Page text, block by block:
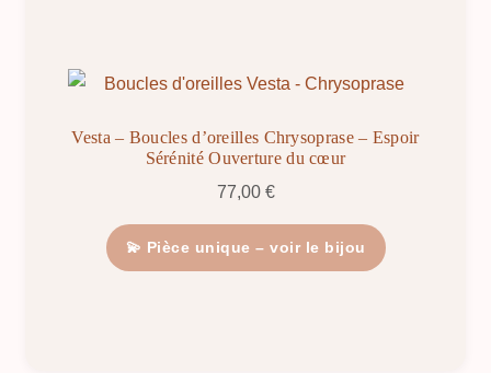
Vesta – Boucles d’oreilles Chrysoprase – Espoir
Sérénité Ouverture du cœur
77,00 €
💫 Pièce unique – voir le bijou